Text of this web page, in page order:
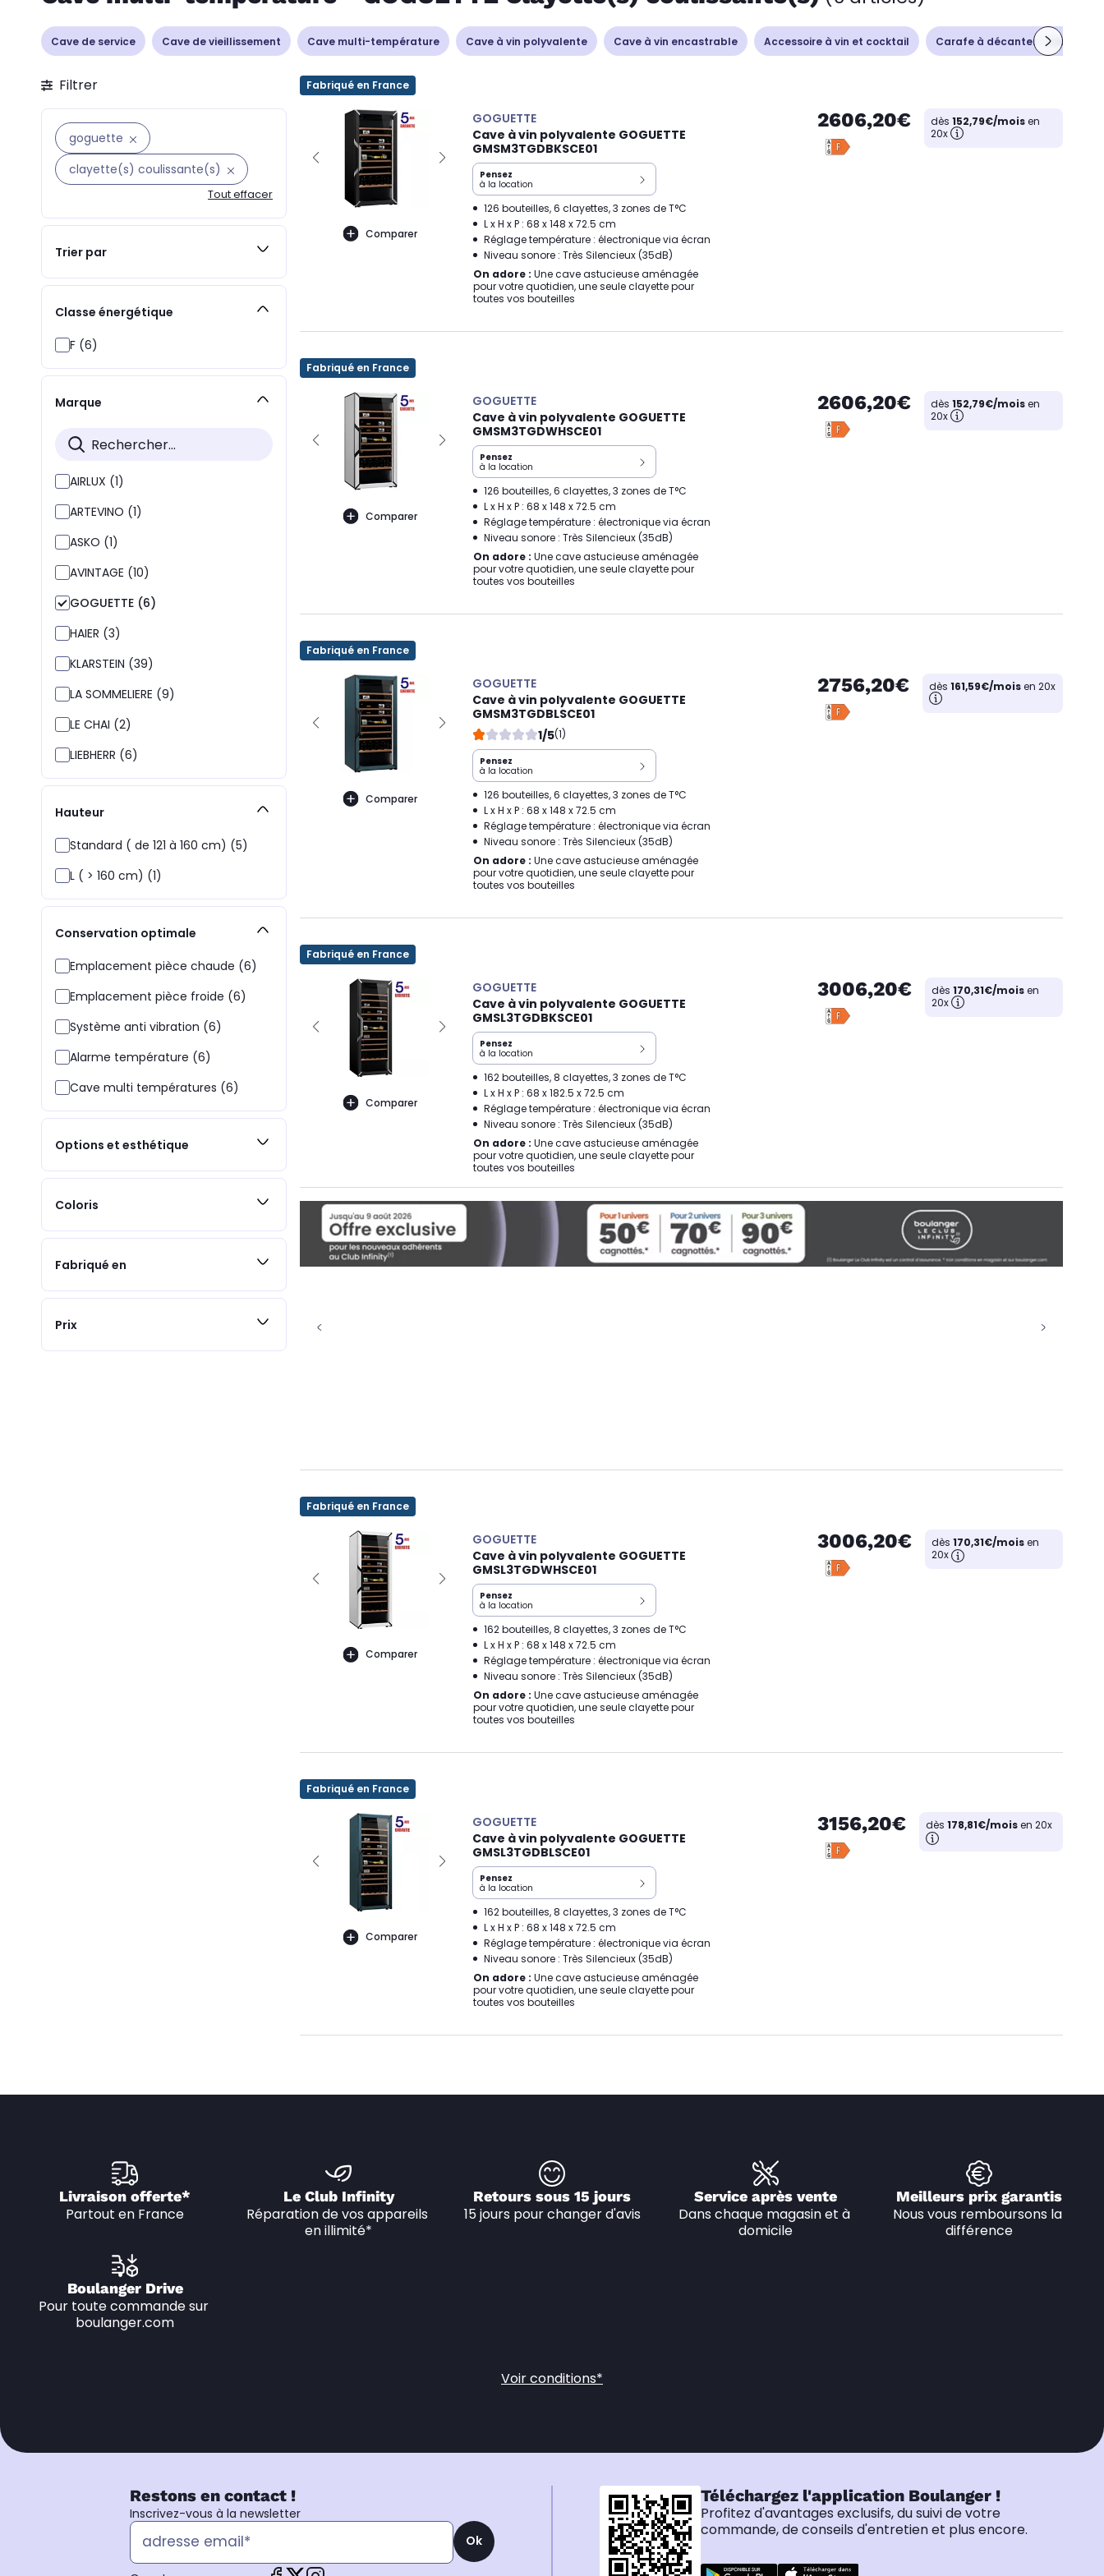
Cave de service Cave de vieillissement Cave multi-température Cave à vin polyvalente Cave à vin encastrable Accessoire à vin et cocktail Carafe à décanter - Aérateur
Filtrer
goguette
clayette(s) coulissante(s)
Tout effacer
Trier par
Classe énergétique
F (6)
Marque
AIRLUX (1)
ARTEVINO (1)
ASKO (1)
AVINTAGE (10)
GOGUETTE (6)
HAIER (3)
KLARSTEIN (39)
LA SOMMELIERE (9)
LE CHAI (2)
LIEBHERR (6)
Hauteur
Standard ( de 121 à 160 cm) (5)
L ( > 160 cm) (1)
Conservation optimale
Emplacement pièce chaude (6)
Emplacement pièce froide (6)
Système anti vibration (6)
Alarme température (6)
Cave multi températures (6)
Options et esthétique
Coloris
Fabriqué en
Prix
Fabriqué en France
Comparer
GOGUETTE
Cave à vin polyvalente GOGUETTE
GMSM3TGDBKSCE01
Pensez
à la location
126 bouteilles, 6 clayettes, 3 zones de T°C
L x H x P : 68 x 148 x 72.5 cm
Réglage température : électronique via écran
Niveau sonore : Très Silencieux (35dB)
On adore : Une cave astucieuse aménagée
pour votre quotidien, une seule clayette pour
toutes vos bouteilles
2606,20€ dès 152,79€/moisen
20x
Fabriqué en France
Comparer
GOGUETTE
Cave à vin polyvalente GOGUETTE
GMSM3TGDWHSCE01
Pensez
à la location
126 bouteilles, 6 clayettes, 3 zones de T°C
L x H x P : 68 x 148 x 72.5 cm
Réglage température : électronique via écran
Niveau sonore : Très Silencieux (35dB)
On adore : Une cave astucieuse aménagée
pour votre quotidien, une seule clayette pour
toutes vos bouteilles
2606,20€ dès 152,79€/moisen
20x
Fabriqué en France
Comparer
GOGUETTE
Cave à vin polyvalente GOGUETTE
GMSM3TGDBLSCE01
1/5(1)
Pensez
à la location
126 bouteilles, 6 clayettes, 3 zones de T°C
L x H x P : 68 x 148 x 72.5 cm
Réglage température : électronique via écran
Niveau sonore : Très Silencieux (35dB)
On adore : Une cave astucieuse aménagée
pour votre quotidien, une seule clayette pour
toutes vos bouteilles
2756,20€ dès 161,59€/moisen 20x
Fabriqué en France
Comparer
GOGUETTE
Cave à vin polyvalente GOGUETTE
GMSL3TGDBKSCE01
Pensez
à la location
162 bouteilles, 8 clayettes, 3 zones de T°C
L x H x P : 68 x 182.5 x 72.5 cm
Réglage température : électronique via écran
Niveau sonore : Très Silencieux (35dB)
On adore : Une cave astucieuse aménagée
pour votre quotidien, une seule clayette pour
toutes vos bouteilles
3006,20€ dès 170,31€/moisen
20x
Fabriqué en France
Comparer
GOGUETTE
Cave à vin polyvalente GOGUETTE
GMSL3TGDWHSCE01
Pensez
à la location
162 bouteilles, 8 clayettes, 3 zones de T°C
L x H x P : 68 x 148 x 72.5 cm
Réglage température : électronique via écran
Niveau sonore : Très Silencieux (35dB)
On adore : Une cave astucieuse aménagée
pour votre quotidien, une seule clayette pour
toutes vos bouteilles
3006,20€ dès 170,31€/moisen
20x
Fabriqué en France
Comparer
GOGUETTE
Cave à vin polyvalente GOGUETTE
GMSL3TGDBLSCE01
Pensez
à la location
162 bouteilles, 8 clayettes, 3 zones de T°C
L x H x P : 68 x 148 x 72.5 cm
Réglage température : électronique via écran
Niveau sonore : Très Silencieux (35dB)
On adore : Une cave astucieuse aménagée
pour votre quotidien, une seule clayette pour
toutes vos bouteilles
3156,20€ dès 178,81€/moisen 20x
Livraison offerte*
Partout en France
Le Club Infinity
Réparation de vos appareils
en illimité*
Retours sous 15 jours
15 jours pour changer d'avis
Service après vente
Dans chaque magasin et à
domicile
Meilleurs prix garantis
Nous vous remboursons la
différence
Boulanger Drive
Pour toute commande sur
boulanger.com
Voir conditions*
Restons en contact !
Inscrivez-vous à la newsletter
Ok
Téléchargez l'application Boulanger !
Profitez d'avantages exclusifs, du suivi de votre
commande, de conseils d'entretien et plus encore.